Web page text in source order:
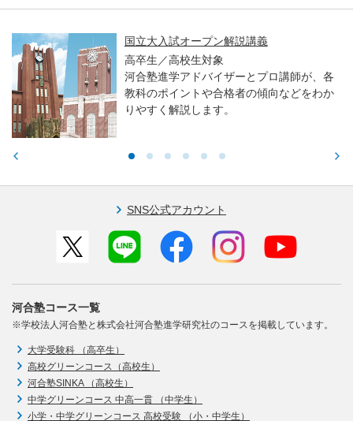
国立大入試オープン解説講義
高卒生／高校生対象
河合塾進学アドバイザーとプロ講師が、各
教科のポイントや合格者の傾向などをわか
りやすく解説します。
SNS公式アカウント
河合塾コース一覧
※学校法人河合塾と株式会社河合塾進学研究社のコースを掲載しています。
大学受験科 （高卒生）
高校グリーンコース（高校生）
河合塾SINKA （高校生）
中学グリーンコース 中高一貫 （中学生）
小学・中学グリーンコース 高校受験 （小・中学生）